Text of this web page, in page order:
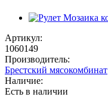
Артикул:
1060149
Производитель:
Брестский мясокомбинат
Наличие:
Есть в наличии